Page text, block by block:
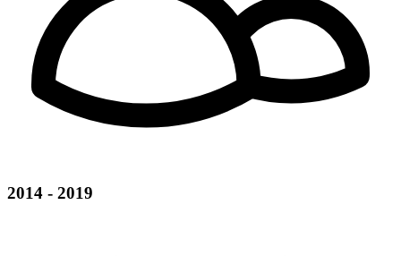
2014 - 2019